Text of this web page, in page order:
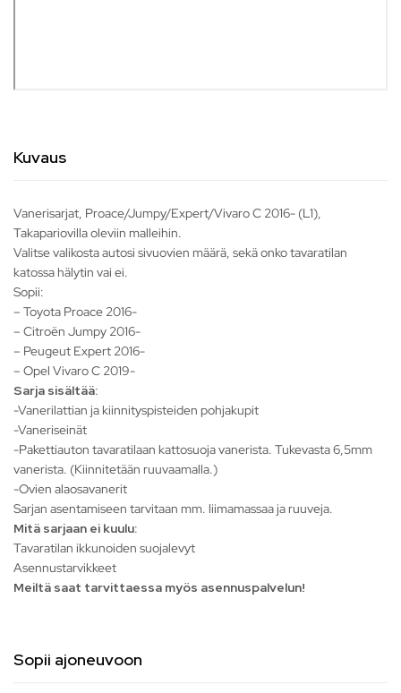
Kuvaus
Vanerisarjat, Proace/Jumpy/Expert/Vivaro C 2016- (L1),
Takapariovilla oleviin malleihin.
Valitse valikosta autosi sivuovien määrä, sekä onko tavaratilan
katossa hälytin vai ei.
Sopii:
– Toyota Proace 2016-
– Citroën Jumpy 2016-
– Peugeut Expert 2016-
– Opel Vivaro C 2019-
Sarja sisältää:
-Vanerilattian ja kiinnityspisteiden pohjakupit
-Vaneriseinät
-Pakettiauton tavaratilaan kattosuoja vanerista. Tukevasta 6,5mm
vanerista. (Kiinnitetään ruuvaamalla.)
-Ovien alaosavanerit
Sarjan asentamiseen tarvitaan mm. liimamassaa ja ruuveja.
Mitä sarjaan ei kuulu:
Tavaratilan ikkunoiden suojalevyt
Asennustarvikkeet
Meiltä saat tarvittaessa myös asennuspalvelun!
Sopii ajoneuvoon